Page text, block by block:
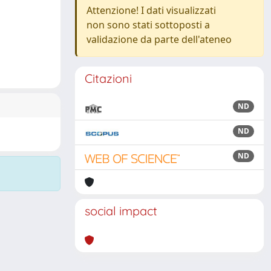
Attenzione! I dati visualizzati
non sono stati sottoposti a
validazione da parte dell'ateneo
Citazioni
ND
ND
ND
social impact